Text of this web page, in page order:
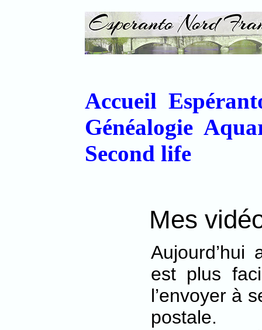
Accueil
Généalogie
Second life
Mes
Aujourd’hui
est plus
l’envoyer à
postale.